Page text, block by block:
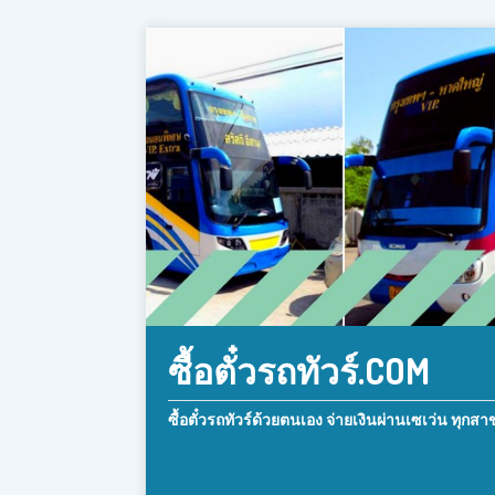
ซื้อตั๋วรถทัวร์.COM
ซื้อตั๋วรถทัวร์ด้วยตนเอง จ่ายเงินผ่านเซเว่น ทุกสา